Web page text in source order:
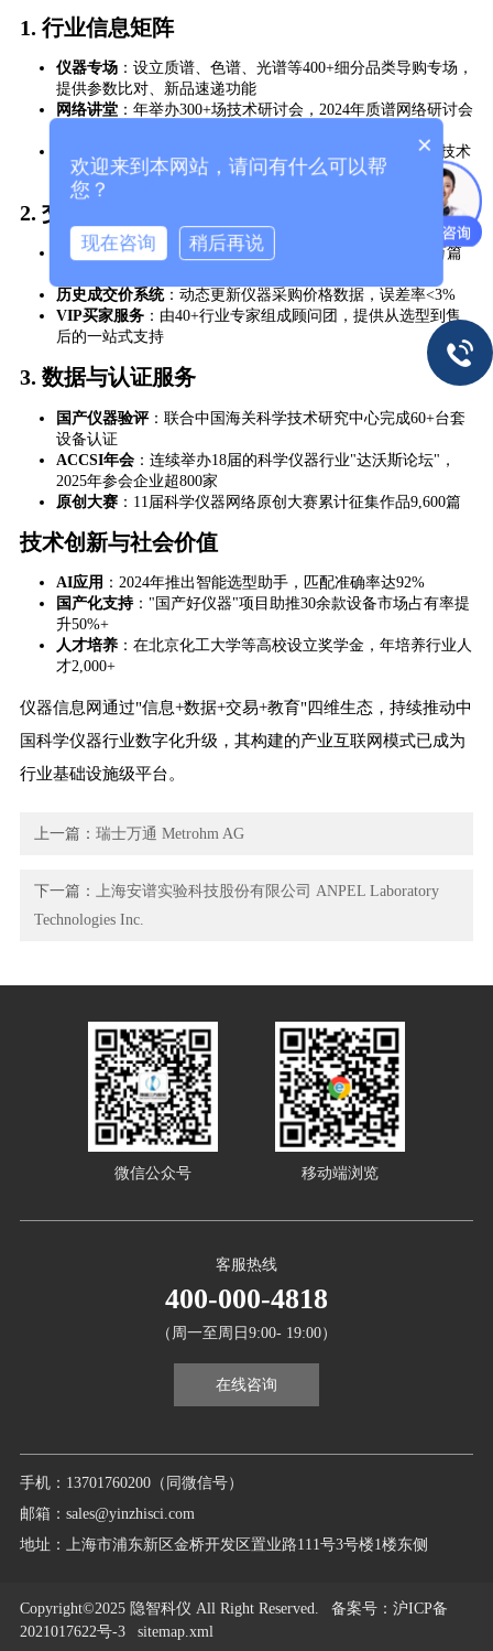
1. ​ ​行业信息矩阵​
​仪器专场​​：设立质谱、色谱、光谱等400+细分品类导购专场，
提供参数比对、新品速递功能
​网络讲堂​​：年举办300+场技术研讨会，2024年质谱网络研讨会
​：日均发帖2,000+，下设100+子版块，累计解决技术
问题120万例
2. ​ ​交易服务产品​
​仪器优选​​：严选95%主流厂商，提供20万台仪器参数及5万篇
​历史成交价系统​​：动态更新仪器采购价格数据，误差率<3%
​VIP买家服务​​：由40+行业专家组成顾问团，提供从选型到售
后的一站式支持
3. ​ ​数据与认证服务​
​国产仪器验评​​：联合中国海关科学技术研究中心完成60+台套
设备认证
​ACCSI年会​​：连续举办18届的科学仪器行业"达沃斯论坛"，
2025年参会企业超800家
​原创大赛​​：11届科学仪器网络原创大赛累计征集作品9,600篇
技术创新与社会价值
​AI应用​ ​：2024年推出智能选型助手，匹配准确率达92%
​国产化支持​​："国产好仪器"项目助推30余款设备市场占有率提
升50%+
​人才培养​​：在北京化工大学等高校设立奖学金，年培养行业人
才2,000+
仪器信息网通过"信息+数据+交易+教育"四维生态，持续推动中
国科学仪器行业数字化升级，其构建的产业互联网模式已成为
行业基础设施级平台。
上一篇：瑞士万通 Metrohm AG
下一篇：
上海安谱实验科技股份有限公司 ANPEL Laboratory
Technologies Inc.
手机：13701760200（同微信号）
邮箱：sales@yinzhisci.com
地址：上海市浦东新区金桥开发区置业路111号3号楼1楼东侧
客服热线
400-000-4818
（周一至周日9:00- 19:00）
在线咨询
微信公众号 移动端浏览
Copyright©2025 隐智科仪 All Right Reserved. 备案号：沪ICP备
2021017622号-3
sitemap.xml
×
欢迎来到本网站，请问有什么可以帮
您？
现在咨询 稍后再说